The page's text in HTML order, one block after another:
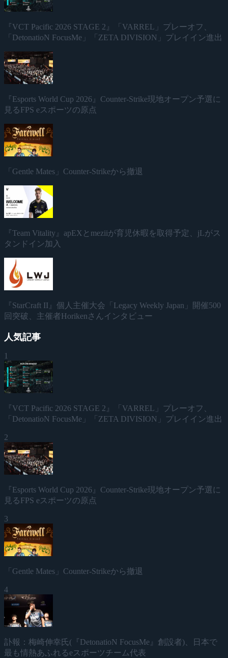
『VCT Pacific 2026 STAGE 2』「VARREL」プレーオフ、
「DetonatioN FocusMe」「ZETA DIVISION」プレイイン進出
『Esports World Cup 2026』Counter-Strike現地オープン予選に
見るFPS eスポーツの原点
「Gentle Mates」Counter-Strikeから撤退
『Team Vitality』apEXとmeziiが育児休暇を取得予定、jLがス
タンドイン加入
『StarCraft II』個人主催大会「Legacy Weekly Japan」開催500
回突破、主催者Horikenさんインタビュー
人気記事
1
『VCT Pacific 2026 STAGE 2』「VARREL」プレーオフ、
「DetonatioN FocusMe」「ZETA DIVISION」プレイイン進出
2
『Esports World Cup 2026』Counter-Strike現地オープン予選に
見るFPS eスポーツの原点
3
「Gentle Mates」Counter-Strikeから撤退
4
訃報：梅崎伸幸氏(『DetonatioN FocusMe』創設者)、日本で
最も情熱あふれるeスポーツチーム代表